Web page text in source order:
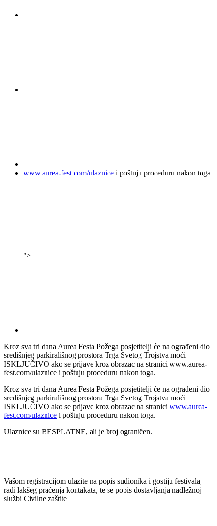
www.aurea-fest.com/ulaznice i poštuju proceduru nakon toga.
">
Kroz sva tri dana Aurea Festa Požega posjetitelji će na ograđeni dio
središnjeg parkirališnog prostora Trga Svetog Trojstva moći
ISKLJUČIVO ako se prijave kroz obrazac na stranici www.aurea-
fest.com/ulaznice i poštuju proceduru nakon toga.
Kroz sva tri dana Aurea Festa Požega posjetitelji će na ograđeni dio
središnjeg parkirališnog prostora Trga Svetog Trojstva moći
ISKLJUČIVO ako se prijave kroz obrazac na stranici www.aurea-
fest.com/ulaznice i poštuju proceduru nakon toga.
Ulaznice su BESPLATNE, ali je broj ograničen.
Vašom registracijom ulazite na popis sudionika i gostiju festivala,
radi lakšeg praćenja kontakata, te se popis dostavljanja nadležnoj
službi Civilne zaštite